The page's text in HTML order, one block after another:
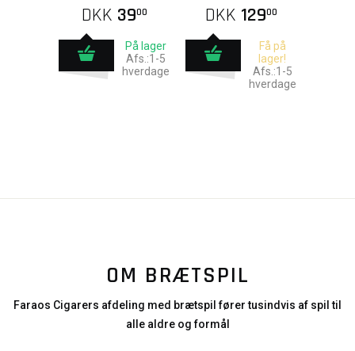
DKK 3900
På lager
Afs.:1-5
hverdage
DKK 12900
Få på
lager!
Afs.:1-5
hverdage
OM BRÆTSPIL
Faraos Cigarers afdeling med brætspil fører tusindvis af spil til
alle aldre og formål